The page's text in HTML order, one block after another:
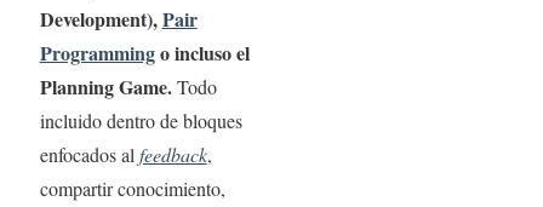
Development),Pair
Programmingo incluso el
Planning Game.Todo
incluido dentro de bloques
enfocados al feedback,
compartir conocimiento,